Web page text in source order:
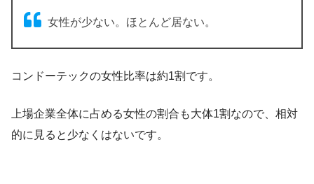
女性が少ない。ほとんど居ない。
コンドーテックの女性比率は約1割です。
上場企業全体に占める女性の割合も大体1割なので、相対
的に見ると少なくはないです。